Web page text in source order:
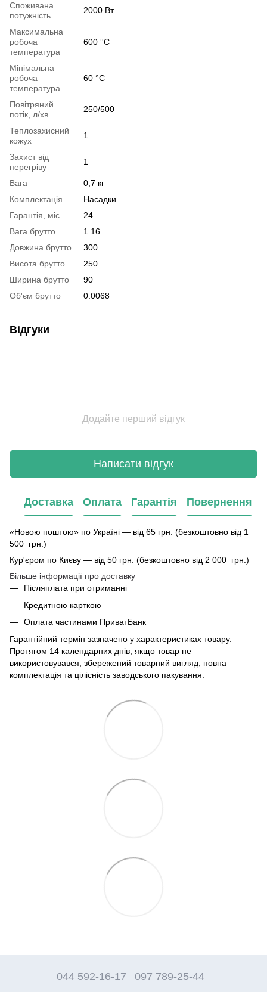
Споживана
потужність
2000 Вт
Максимальна
робоча
температура
600 °C
Мінімальна
робоча
температура
60 °C
Повітряний
потік, л/хв
250/500
Теплозахисний
кожух
1
Захист від
перегріву
1
Вага
0,7 кг
Комплектація
Насадки
Гарантія, міс
24
Вага брутто
1.16
Довжина брутто
300
Висота брутто
250
Ширина брутто
90
Об'єм брутто
0.0068
Відгуки
Додайте перший відгук
Написати відгук
Доставка Оплата Гарантія Повернення
«Новою поштою» по Україні — від 65 грн. (безкоштовно від 1
500 грн.)
Кур'єром по Києву — від 50 грн. (безкоштовно від 2 000 грн.)
Більше інформації про доставку
Післяплата при отриманні
Кредитною карткою
Оплата частинами ПриватБанк
Гарантійний термін зазначено у характеристиках товару.
Протягом 14 календарних днів, якщо товар не
використовувався, збережений товарний вигляд, повна
комплектація та цілісність заводського пакування.
044 592-16-17 097 789-25-44